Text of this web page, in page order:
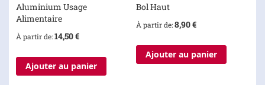
Aluminium Usage
Alimentaire
À partir de 14,50 €
Ajouter au panier
Bol Haut
À partir de 8,90 €
Ajouter au panier